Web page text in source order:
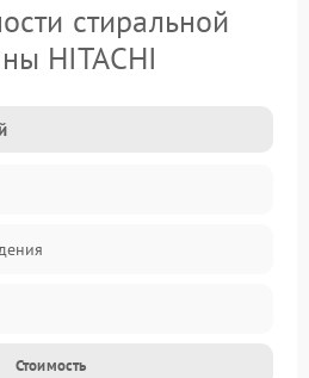
стиральной
HITACHI
Стоимость